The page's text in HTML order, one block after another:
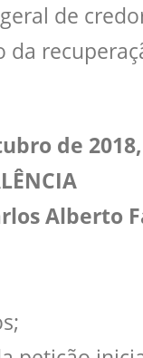
de
da
de
Alberto